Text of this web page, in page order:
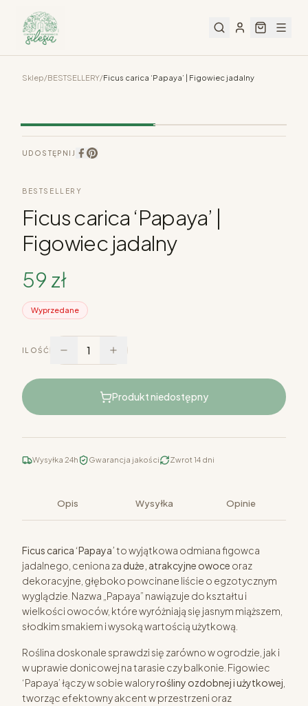
Sklep/BESTSELLERY/Ficus carica ‘Papaya’ | Figowiec jadalny
UDOSTĘPNIJ
BESTSELLERY
Ficus carica ‘Papaya’ |
Figowiec jadalny
59 zł
Wyprzedane
ILOŚĆ 1
Produkt niedostępny
Wysyłka 24h Gwarancja jakości Zwrot 14 dni
Opis Wysyłka Opinie
Ficus carica ‘Papaya’to wyjątkowa odmiana figowca
jadalnego, ceniona za duże, atrakcyjne owoce oraz
dekoracyjne, głęboko powcinane liście o egzotycznym
wyglądzie. Nazwa „Papaya” nawiązuje do kształtu i
wielkości owoców, które wyróżniają się jasnym miąższem,
słodkim smakiem i wysoką wartością użytkową.
Roślina doskonale sprawdzi się zarówno w ogrodzie, jak i
w uprawie donicowej na tarasie czy balkonie. Figowiec
‘Papaya’ łączy w sobie waloryrośliny ozdobnej i użytkowej
tworząc efektowny akcent w przestrzeni oraz